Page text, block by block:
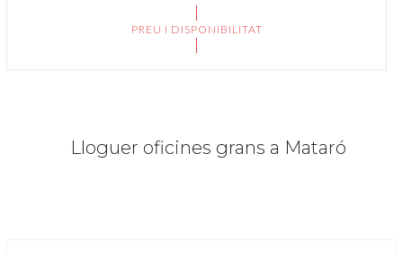
PREU I DISPONIBILITAT
Lloguer oficines grans a Mataró